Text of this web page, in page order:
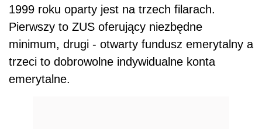
1999 roku oparty jest na trzech filarach.
Pierwszy to ZUS oferujący niezbędne
minimum, drugi - otwarty fundusz emerytalny a
trzeci to dobrowolne indywidualne konta
emerytalne.